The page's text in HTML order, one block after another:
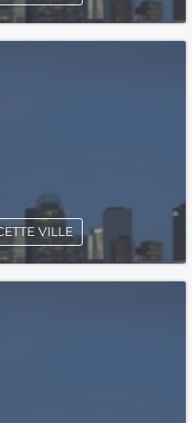
VILLE